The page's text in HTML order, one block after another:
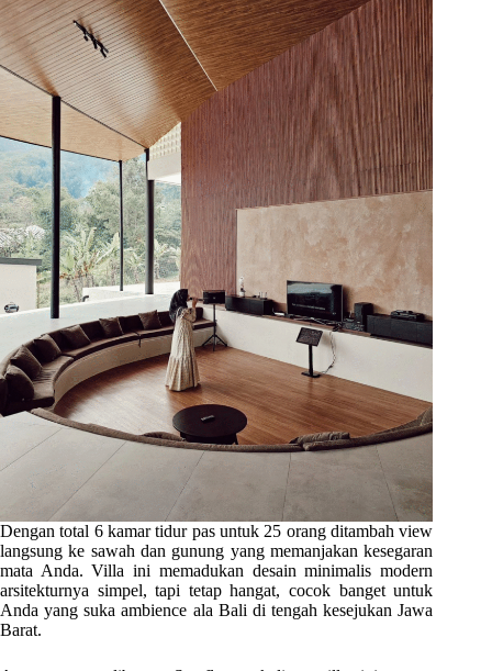
Dengan total 6 kamar tidur pas untuk 25 orang ditambah view
langsung ke sawah dan gunung yang memanjakan kesegaran
mata Anda. Villa ini memadukan desain minimalis modern
arsitekturnya simpel, tapi tetap hangat, cocok banget untuk
Anda yang suka ambience ala Bali di tengah kesejukan Jawa
Barat.